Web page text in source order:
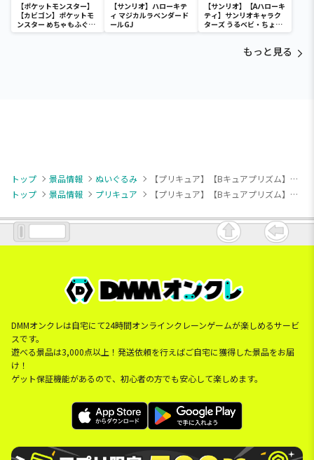
【ポケットモンスター】
【カビゴン】ポケットモ
ンスター めちゃもふぐっ
と ほっこりいやされぬい
【サンリオ】ハローキテ
ィ マジカルラベンダード
ールGJ
【サンリオ】【Aハローキ
ティ】サンリオキャラク
ターズ うるベビ・ちょい
デカドール
もっと見る
トップ 景品情報 ぬいぐるみ
【プリキュア】【Bキュアプリズム】映画『わんだふるぷりきゅあ！ざ・むーびー！』 コロっとまんまる プリフェイスぬいぐるみvol.3
トップ
景品情報 プリキュア 【プリキュア】【Bキュアプリズム】映画『わんだふるぷりきゅあ！ざ・むーびー！』 コロっとまんまる プリフェイスぬいぐるみvol.3
DMMオンクレは自宅にて24時間オンラインクレーンゲームが楽しめるサービ
スです。
遊べる景品は3,000点以上！発送依頼を行えばご自宅に獲得した景品をお届
け！
ゲット保証機能があるので、初心者の方でも安心して楽しめます。